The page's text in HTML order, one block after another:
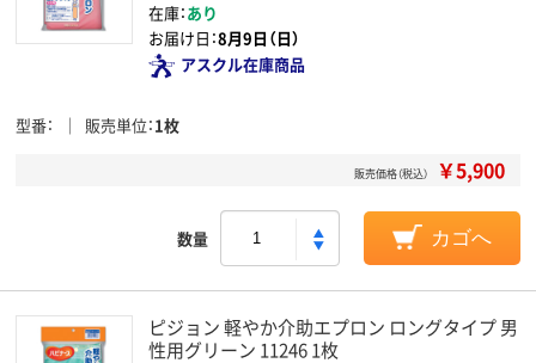
在庫：あり
お届け日：8月9日（日）
アスクル在庫商品
型番 販売単位 1枚
販売価格（税込） ￥5,900
数量 カゴへ
ピジョン 軽やか介助エプロン ロングタイプ 男
性用グリーン 11246 1枚